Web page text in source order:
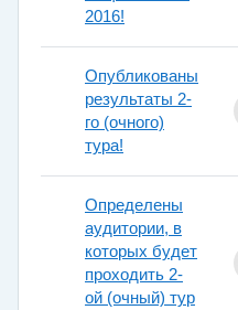
2016!
Опубликованы
результаты 2-
го (очного)
тура!
Определены
аудитории, в
которых будет
проходить 2-
ой (очный) тур